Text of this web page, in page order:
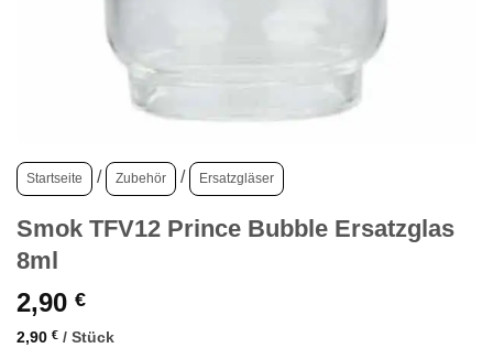
Startseite / Zubehör / Ersatzgläser
Smok TFV12 Prince Bubble Ersatzglas
8ml
2,90 €
2,90 € / Stück